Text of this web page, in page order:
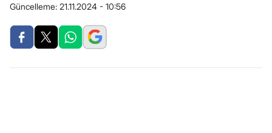
Güncelleme: 21.11.2024 - 10:56